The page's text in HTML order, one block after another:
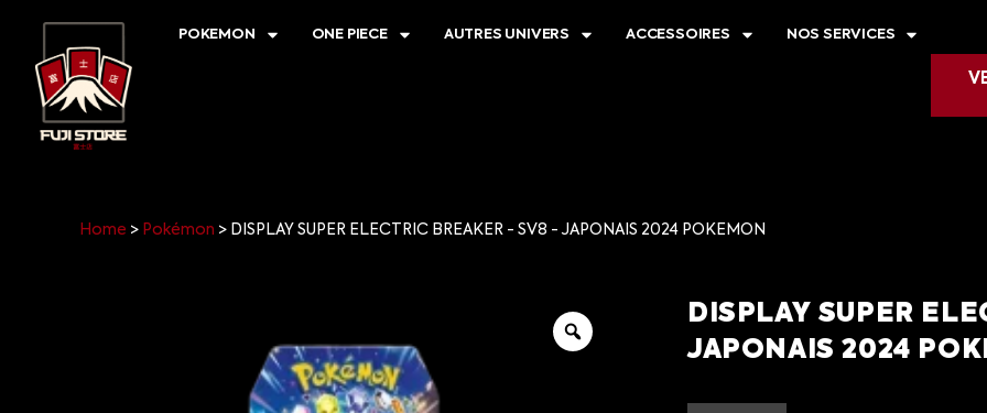
POKEMON ONE PIECE AUTRES UNIVERS ACCESSOIRES NOS SERVICES
Home > Pokémon > DISPLAY SUPER ELECTRIC BREAKER - SV8 - JAPONAIS 2024 POKEMON
DISPLAY SUPER
JAPONAIS 2024